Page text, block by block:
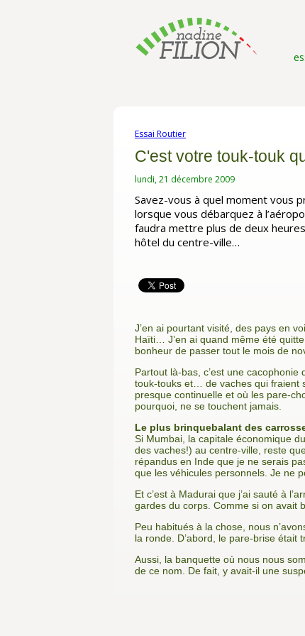
Essai Routier
C'est votre touk-touk
lundi, 21 décembre 2009
Savez-vous à quel moment vous
lorsque vous débarquez à
faudra mettre plus de deux
hôtel du centre-ville…
J’en ai pourtant visité, des pays en
Haïti… J’en ai quand même été
bonheur de passer tout le mois de
Partout là-bas, c’est une
touk-touks et… de vaches qui fraient
presque continuelle et où les pare-
pourquoi, ne se touchent jamais.
Le plus brinquebalant des
Si Mumbai, la capitale économique
des vaches!) au centre-ville, reste
répandus en Inde que je ne serais
que les véhicules personnels. Je ne
Et c’est à Madurai que j’ai sauté à
gardes du corps. Comme si on avait
Peu habitués à la chose, nous
la ronde. D’abord, le pare-brise était
Aussi, la banquette où nous nous
de ce nom. De fait, y avait-il une